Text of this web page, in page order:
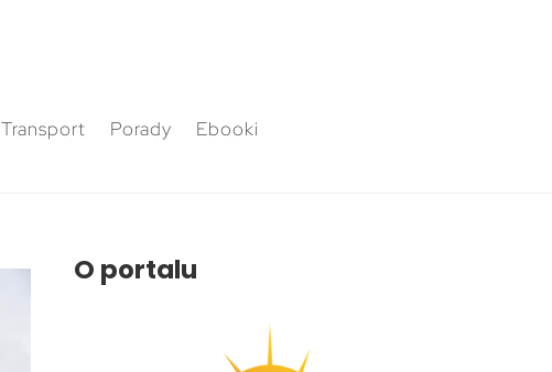
Transport Porady Ebooki
O portalu